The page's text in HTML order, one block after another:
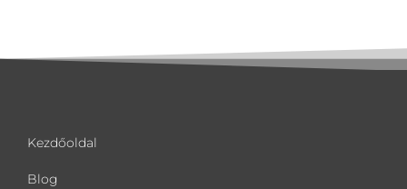
Kezdőoldal
Blog